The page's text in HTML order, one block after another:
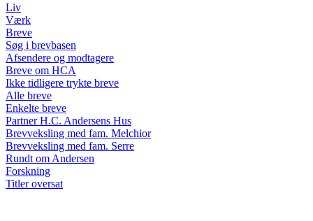
Liv
Værk
Breve
Søg i brevbasen
Afsendere og modtagere
Breve om HCA
Ikke tidligere trykte breve
Alle breve
Enkelte breve
Partner H.C. Andersens Hus
Brevveksling med fam. Melchior
Brevveksling med fam. Serre
Rundt om Andersen
Forskning
Titler oversat